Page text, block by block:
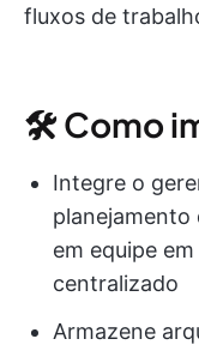
fluxos de
🛠 Como
Integre o
planejamento
em equipe
centralizado
Armazene